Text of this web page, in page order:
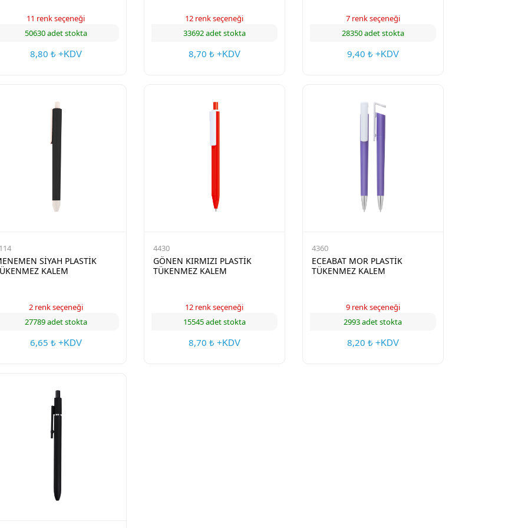
11 renk seçeneği
50630 adet stokta
8,80 ₺ +KDV
12 renk seçeneği
33692 adet stokta
8,70 ₺ +KDV
7 renk seçeneği
28350 adet stokta
9,40 ₺ +KDV
SİYAH PLASTİK
KALEM
2 renk seçeneği
27789 adet stokta
6,65 ₺ +KDV
4430
GÖNEN KIRMIZI PLASTİK
TÜKENMEZ KALEM
12 renk seçeneği
15545 adet stokta
8,70 ₺ +KDV
4360
ECEABAT MOR PLASTİK
TÜKENMEZ KALEM
9 renk seçeneği
2993 adet stokta
8,20 ₺ +KDV